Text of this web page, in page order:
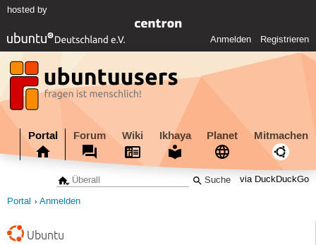
hosted by
Anmelden Registrieren
Portal Forum Wiki Ikhaya Planet Mitmachen
via DuckDuckGo
Portal Anmelden
Ubuntu